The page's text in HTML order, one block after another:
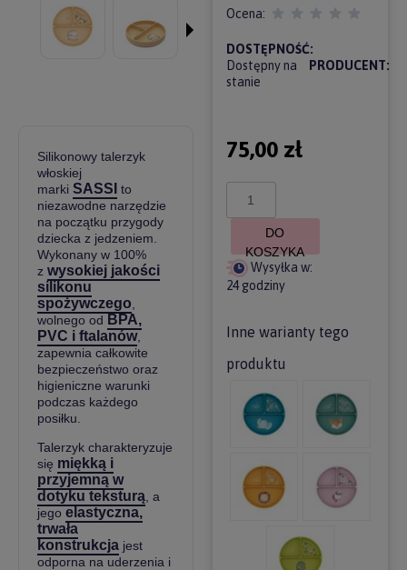
Silikonowy talerzyk
włoskiej
marki SASSI to
niezawodne narzędzie
na początku przygody
dziecka z jedzeniem.
Wykonany w 100%
z wysokiej jakości
silikonu
spożywczego
wolnego od BPA,
PVC i ftalanów,
zapewnia całkowite
bezpieczeństwo oraz
higieniczne warunki
podczas każdego
posiłku.
Talerzyk charakteryzuje
się miękką i
przyjemną w
dotyku teksturą , a
jego elastyczna,
trwała
konstrukcja jest
odporna na uderzenia i
Ocena:
DOSTĘPNOŚĆ:
Dostępny na
stanie
PRODUCENT:
75,00 zł
DO
KOSZYKA
Wysyłka w:
24 godziny
Inne warianty tego
produktu